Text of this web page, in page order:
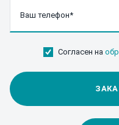
Согласен на